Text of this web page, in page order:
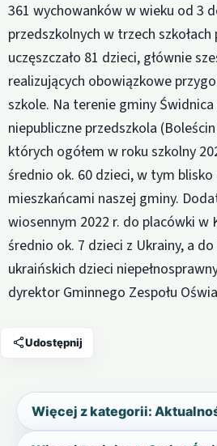
361 wychowanków w wieku od 3
przedszkolnych w trzech
uczęszczało 81 dzieci, głównie
realizujących obowiązkowe
szkole. Na terenie gminy Świdnica
niepubliczne przedszkola
których ogółem w roku szkolny
średnio ok. 60 dzieci, w tym blisko
mieszkańcami naszej gminy.
wiosennym 2022 r. do placówki w
średnio ok. 7 dzieci z Ukrainy, a
ukraińskich dzieci
dyrektor Gminnego Zespołu
Udostępnij
Więcej z kategorii: